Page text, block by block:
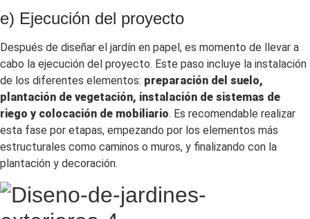
e) Ejecución del proyecto
Después de diseñar el jardín en papel, es momento de llevar a
cabo la ejecución del proyecto. Este paso incluye la instalación
de los diferentes elementos: preparación del suelo,
plantación de vegetación, instalación de sistemas de
riego y colocación de mobiliario. Es recomendable realizar
esta fase por etapas, empezando por los elementos más
estructurales como caminos o muros, y finalizando con la
plantación y decoración.